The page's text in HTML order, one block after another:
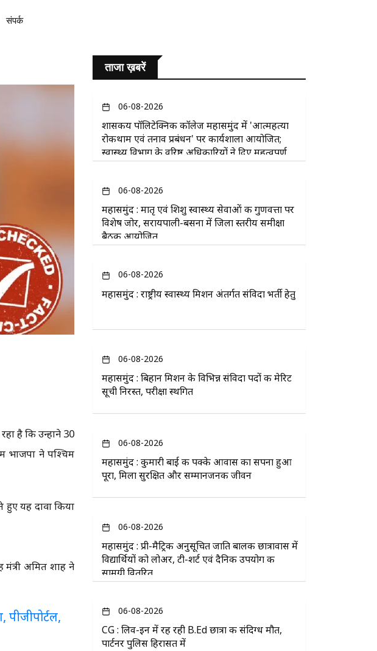
संपर्क
है कि उन्होंने 30
भाजपा ने पश्चिम
हुए यह दावा किया
अमित शाह ने
पीजीपोर्टल,
ताजा ख़बरें
06-08-2026
​शासकीय पॉलिटेक्निक कॉलेज महासमुंद में 'आत्महत्या
रोकथाम एवं तनाव प्रबंधन' पर कार्यशाला आयोजित;
स्वास्थ्य विभाग के वरिष्ठ अधिकारियों ने दिए महत्वपूर्ण
सुझाव
06-08-2026
महासमुंद : मातृ एवं शिशु स्वास्थ्य सेवाओं की गुणवत्ता पर
विशेष जोर, सरायपाली-बसना में जिला स्तरीय समीक्षा
बैठक आयोजित
06-08-2026
महासमुंद : राष्ट्रीय स्वास्थ्य मिशन अंतर्गत संविदा भर्ती हेतु
06-08-2026
महासमुंद : बिहान मिशन के विभिन्न संविदा पदों की मेरिट
सूची निरस्त, परीक्षा स्थगित
06-08-2026
महासमुंद : कुमारी बाई की पक्के आवास का सपना हुआ
पूरा, मिला सुरक्षित और सम्मानजनक जीवन
06-08-2026
महासमुंद : प्री-मैट्रिक अनुसूचित जाति बालक छात्रावास में
विद्यार्थियों को लोअर, टी-शर्ट एवं दैनिक उपयोग की
सामग्री वितरित
06-08-2026
CG : लिव-इन में रह रही B.Ed छात्रा की संदिग्ध मौत,
पार्टनर पुलिस हिरासत में